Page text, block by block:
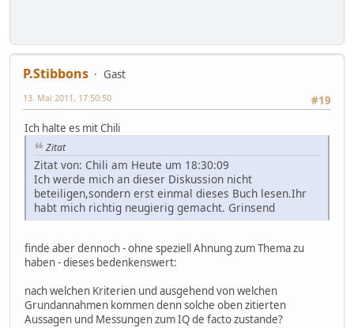
P.Stibbons
Gast
#19
13. Mai 2011, 17:50:50
Ich halte es mit Chili
Zitat
Zitat von: Chili am Heute um 18:30:09
Ich werde mich an dieser Diskussion nicht
beteiligen,sondern erst einmal dieses Buch lesen.Ihr
habt mich richtig neugierig gemacht. Grinsend
finde aber dennoch - ohne speziell Ahnung zum Thema zu
haben - dieses bedenkenswert:
nach welchen Kriterien und ausgehend von welchen
Grundannahmen kommen denn solche oben zitierten
Aussagen und Messungen zum IQ de facto zustande?